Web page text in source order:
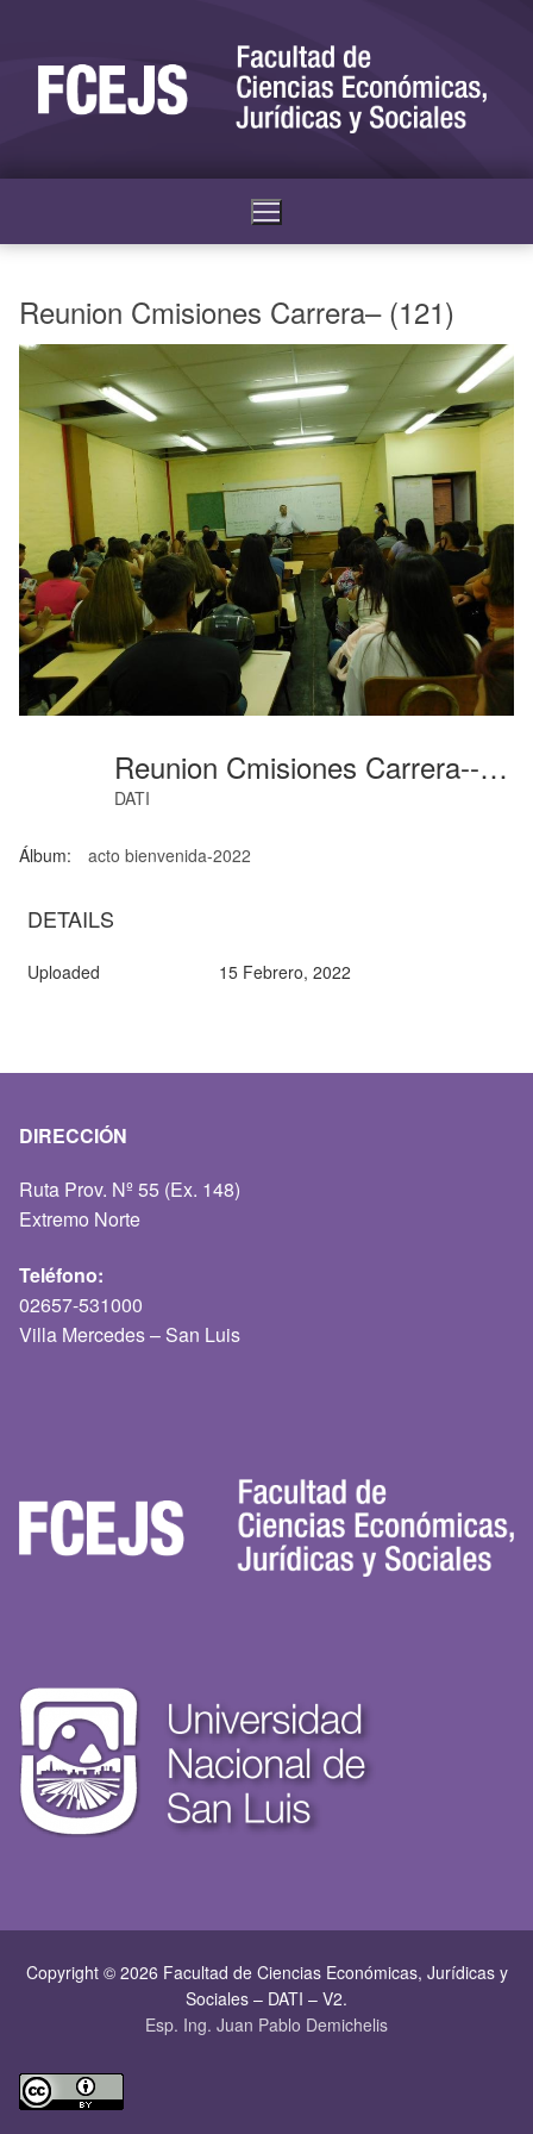
Reunion Cmisiones Carrera– (121)
Reunion Cmisiones Carrera-- (121)
DATI
Álbum: acto bienvenida-2022
DETAILS
Uploaded 15 Febrero, 2022
DIRECCIÓN
Ruta Prov. Nº 55 (Ex. 148)
Extremo Norte
Teléfono:
02657-531000
Villa Mercedes – San Luis
Copyright © 2026 Facultad de Ciencias Económicas, Jurí­dicas y
Sociales – DATI – V2.
Esp. Ing. Juan Pablo Demichelis